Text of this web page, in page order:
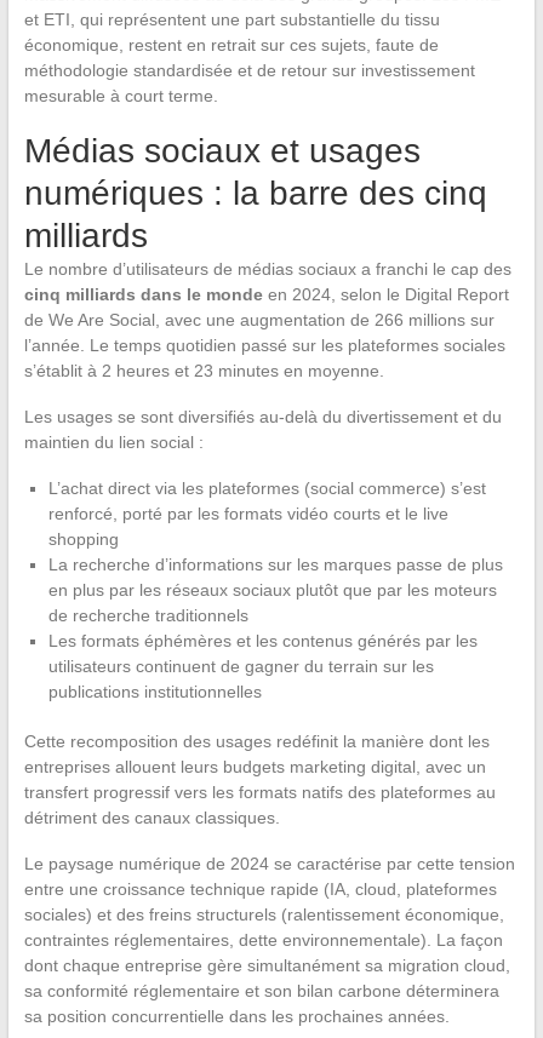
et ETI, qui représentent une part substantielle du tissu
économique, restent en retrait sur ces sujets, faute de
méthodologie standardisée et de retour sur investissement
mesurable à court terme.
Médias sociaux et usages
numériques : la barre des cinq
milliards
Le nombre d’utilisateurs de médias sociaux a franchi le cap des
cinq milliards dans le mondeen 2024, selon le Digital Report
de We Are Social, avec une augmentation de 266 millions sur
l’année. Le temps quotidien passé sur les plateformes sociales
s’établit à 2 heures et 23 minutes en moyenne.
Les usages se sont diversifiés au-delà du divertissement et du
maintien du lien social :
L’achat direct via les plateformes (social commerce) s’est
renforcé, porté par les formats vidéo courts et le live
shopping
La recherche d’informations sur les marques passe de plus
en plus par les réseaux sociaux plutôt que par les moteurs
de recherche traditionnels
Les formats éphémères et les contenus générés par les
utilisateurs continuent de gagner du terrain sur les
publications institutionnelles
Cette recomposition des usages redéfinit la manière dont les
entreprises allouent leurs budgets marketing digital, avec un
transfert progressif vers les formats natifs des plateformes au
détriment des canaux classiques.
Le paysage numérique de 2024 se caractérise par cette tension
entre une croissance technique rapide (IA, cloud, plateformes
sociales) et des freins structurels (ralentissement économique,
contraintes réglementaires, dette environnementale). La façon
dont chaque entreprise gère simultanément sa migration cloud,
sa conformité réglementaire et son bilan carbone déterminera
sa position concurrentielle dans les prochaines années.